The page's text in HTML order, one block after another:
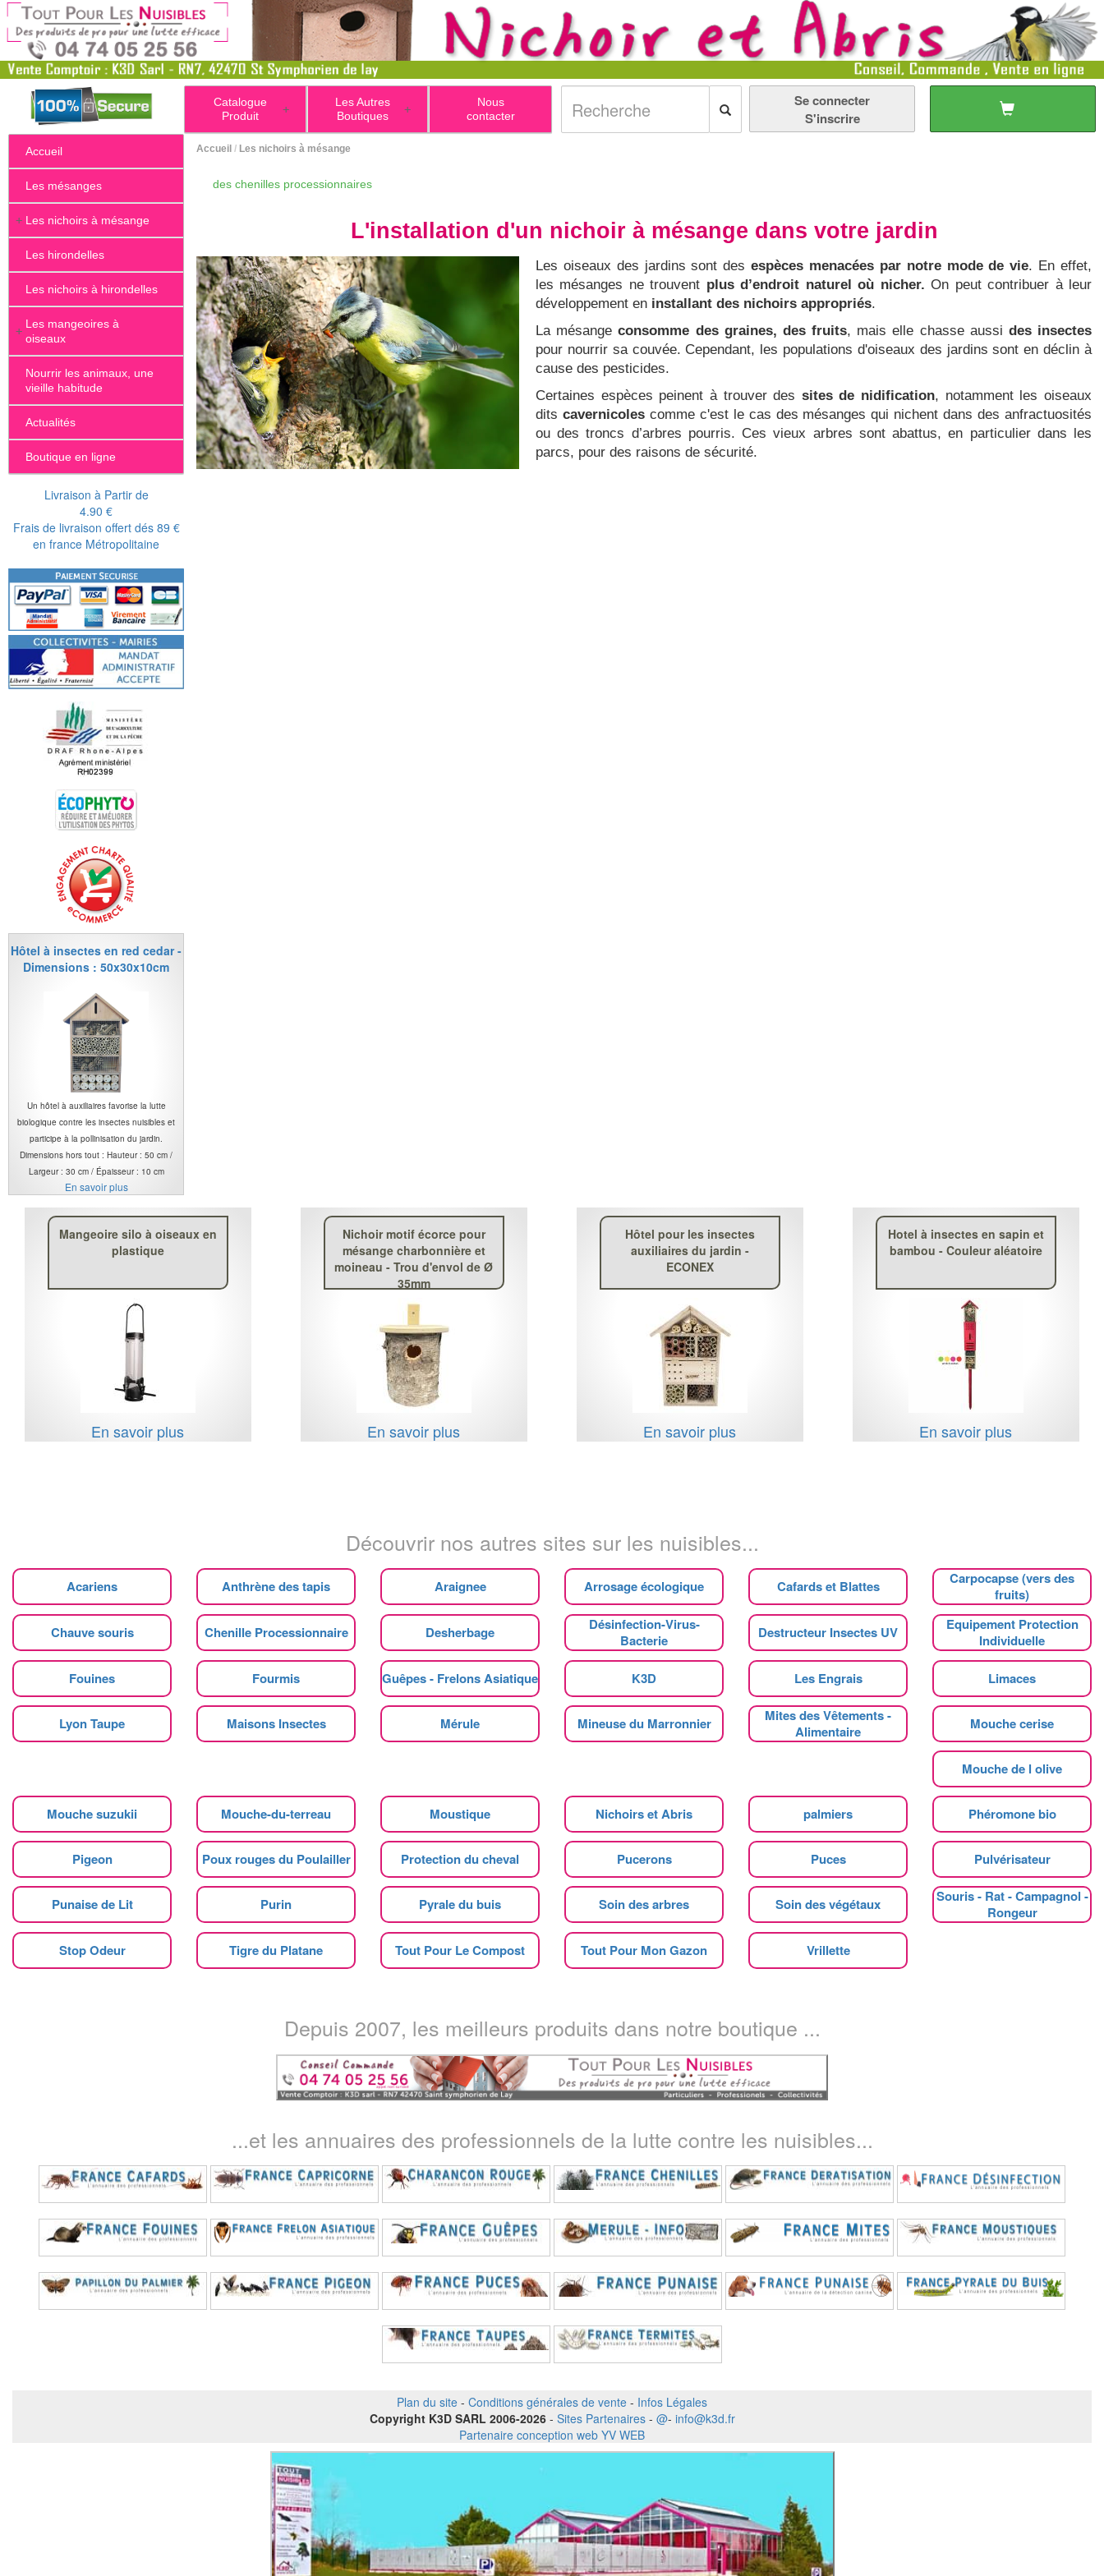
+
Catalogue
Produit
+
Les Autres
Boutiques
Nous
contacter
Se connecter
S'inscrire
Accueil
Les mésanges
+ Les nichoirs à mésange
Les hirondelles
Les nichoirs à hirondelles
+
Les mangeoires à
oiseaux
Nourrir les animaux, une
vieille habitude
Actualités
Boutique en ligne
Livraison à Partir de
4.90 €
Frais de livraison offert dés 89 €
en france Métropolitaine
Hôtel à insectes en red cedar -
Dimensions : 50x30x10cm
Un hôtel à auxiliaires favorise la lutte
biologique contre les insectes nuisibles et
participe à la pollinisation du jardin.
Dimensions hors tout : Hauteur : 50 cm /
Largeur : 30 cm / Épaisseur : 10 cm
En savoir plus
Accueil / Les nichoirs à mésange
et d'insectes. Elles raffolent des chenilles processionnaires
L'installation d'un nichoir à mésange dans votre jardin
Les oiseaux des jardins sont desespèces menacées par notre mode de vie. En effet,
les mésanges ne trouvent plus d’endroit naturel où nicher.On peut contribuer à leur
développement en installant des nichoirs appropriés.
La mésangeconsomme des graines, des fruits, mais elle chasse aussi des insectes
pour nourrir sa couvée. Cependant, les populations d'oiseaux des jardins sont en déclin à
cause des pesticides.
Certaines espèces peinent à trouver des sites de nidification, notamment les oiseaux
dits cavernicolescomme c'est le cas des mésanges qui nichent dans des anfractuosités
ou des troncs d’arbres pourris. Ces vieux arbres sont abattus, en particulier dans les
parcs, pour des raisons de sécurité.
Mangeoire silo à oiseaux en
plastique
En savoir plus
Nichoir motif écorce pour
mésange charbonnière et
moineau - Trou d'envol de Ø
35mm
En savoir plus
Hôtel pour les insectes
auxiliaires du jardin -
ECONEX
En savoir plus
Hotel à insectes en sapin et
bambou - Couleur aléatoire
En savoir plus
Découvrir nos autres sites sur les nuisibles...
Acariens Anthrène des tapis Araignee Arrosage écologique Cafards et Blattes
Carpocapse (vers des
fruits)
Chauve souris Chenille Processionnaire Desherbage
Désinfection-Virus-
Bacterie
Destructeur Insectes UV
Equipement Protection
Individuelle
Fouines Fourmis Guêpes - Frelons Asiatique K3D Les Engrais Limaces
Lyon Taupe Maisons Insectes Mérule Mineuse du Marronnier
Mites des Vêtements -
Alimentaire
Mouche cerise
Mouche de l olive
Mouche suzukii Mouche-du-terreau Moustique Nichoirs et Abris palmiers Phéromone bio
Pigeon Poux rouges du Poulailler Protection du cheval Pucerons Puces Pulvérisateur
Punaise de Lit Purin Pyrale du buis Soin des arbres Soin des végétaux
Souris - Rat - Campagnol -
Rongeur
Stop Odeur Tigre du Platane Tout Pour Le Compost Tout Pour Mon Gazon Vrillette
Depuis 2007, les meilleurs produits dans notre boutique ...
...et les annuaires des professionnels de la lutte contre les nuisibles...
Plan du site - Conditions générales de vente - Infos Légales
Copyright K3D SARL 2006-2026 - Sites Partenaires- @- info@k3d.fr
Partenaire conception web YV WEB